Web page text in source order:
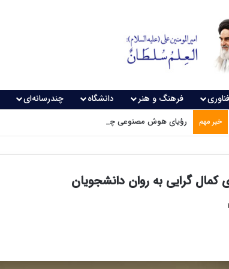
فرهنگ و هنر دانشگاه چندرسانه‌ای
خبر مهم رؤیای هوش مصنوعی چه زمانی واقعی می‌شود؟
گرایی به روان دانشجویان